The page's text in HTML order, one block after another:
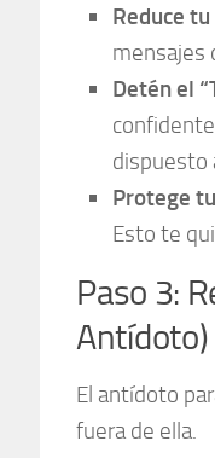
Reduce
mensajes
Detén el
dispuesto
Protege
Esto te
Paso 3:
Antídoto)
El antídoto
fuera de ella.